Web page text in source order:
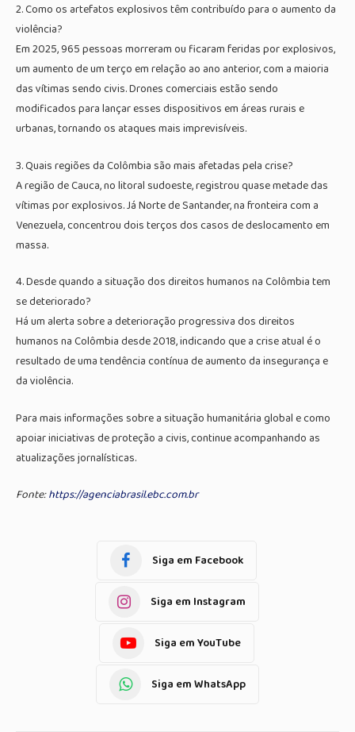
2. Como os artefatos explosivos têm contribuído para o aumento da
violência?
Em 2025, 965 pessoas morreram ou ficaram feridas por explosivos,
um aumento de um terço em relação ao ano anterior, com a maioria
das vítimas sendo civis. Drones comerciais estão sendo
modificados para lançar esses dispositivos em áreas rurais e
urbanas, tornando os ataques mais imprevisíveis.
3. Quais regiões da Colômbia são mais afetadas pela crise?
A região de Cauca, no litoral sudoeste, registrou quase metade das
vítimas por explosivos. Já Norte de Santander, na fronteira com a
Venezuela, concentrou dois terços dos casos de deslocamento em
massa.
4. Desde quando a situação dos direitos humanos na Colômbia tem
se deteriorado?
Há um alerta sobre a deterioração progressiva dos direitos
humanos na Colômbia desde 2018, indicando que a crise atual é o
resultado de uma tendência contínua de aumento da insegurança e
da violência.
Para mais informações sobre a situação humanitária global e como
apoiar iniciativas de proteção a civis, continue acompanhando as
atualizações jornalísticas.
Fonte:https://agenciabrasil.ebc.com.br
Siga em Facebook
Siga em Instagram
Siga em YouTube
Siga em WhatsApp